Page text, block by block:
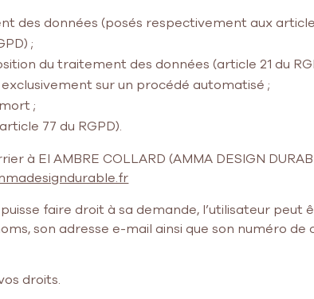
des données (posés respectivement aux articles
;
du traitement des données (article 21 du
sur un procédé automatisé ;
;
77 du RGPD).
à EI AMBRE COLLARD (AMMA DESIGN
faire droit à sa demande, l’utilisateur peut
son adresse e-mail ainsi que son numéro de
droits.